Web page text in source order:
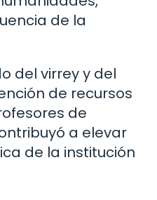
de la
del virrey y del
de recursos
de
a elevar
de la institución